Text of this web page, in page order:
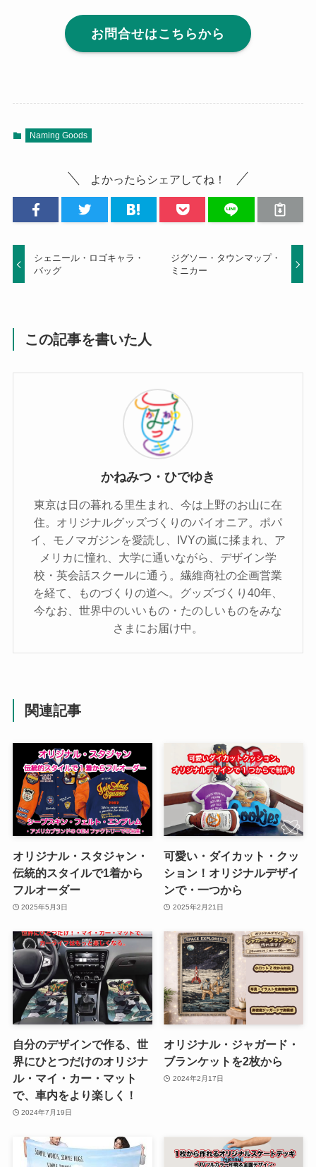
お問合せはこちらから
Naming Goods
よかったらシェアしてね！
シェニール・ロゴキャラ・
バッグ
ジグソー・タウンマップ・
ミニカー
この記事を書いた人
かねみつ・ひでゆき
東京は日の暮れる里生まれ、今は上野のお山に在
住。オリジナルグッズづくりのパイオニア。ポパ
イ、モノマガジンを愛読し、IVYの嵐に揉まれ、ア
メリカに憧れ、大学に通いながら、デザイン学
校・英会話スクールに通う。繊維商社の企画営業
を経て、ものづくりの道へ。グッズづくり40年、
今なお、世界中のいいもの・たのしいものをみな
さまにお届け中。
関連記事
オリジナル・スタジャン・
伝統的スタイルで1着から
フルオーダー
2025年5月3日
可愛い・ダイカット・クッ
ション！オリジナルデザイ
ンで・一つから
2025年2月21日
自分のデザインで作る、世
界にひとつだけのオリジナ
ル・マイ・カー・マット
で、車内をより楽しく！
2024年7月19日
オリジナル・ジャガード・
ブランケットを2枚から
2024年2月17日